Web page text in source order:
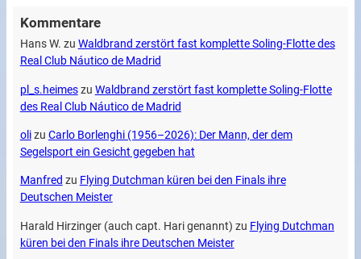
Kommentare
Hans W. zu Waldbrand zerstört fast komplette Soling-Flotte des
Real Club Náutico de Madrid
pl_s.heimeszu Waldbrand zerstört fast komplette Soling-Flotte
des Real Club Náutico de Madrid
olizu Carlo Borlenghi (1956–2026): Der Mann, der dem
Segelsport ein Gesicht gegeben hat
Manfred zu Flying Dutchman küren bei den Finals ihre
Deutschen Meister
Harald Hirzinger (auch capt. Hari genannt) zu Flying Dutchman
küren bei den Finals ihre Deutschen Meister